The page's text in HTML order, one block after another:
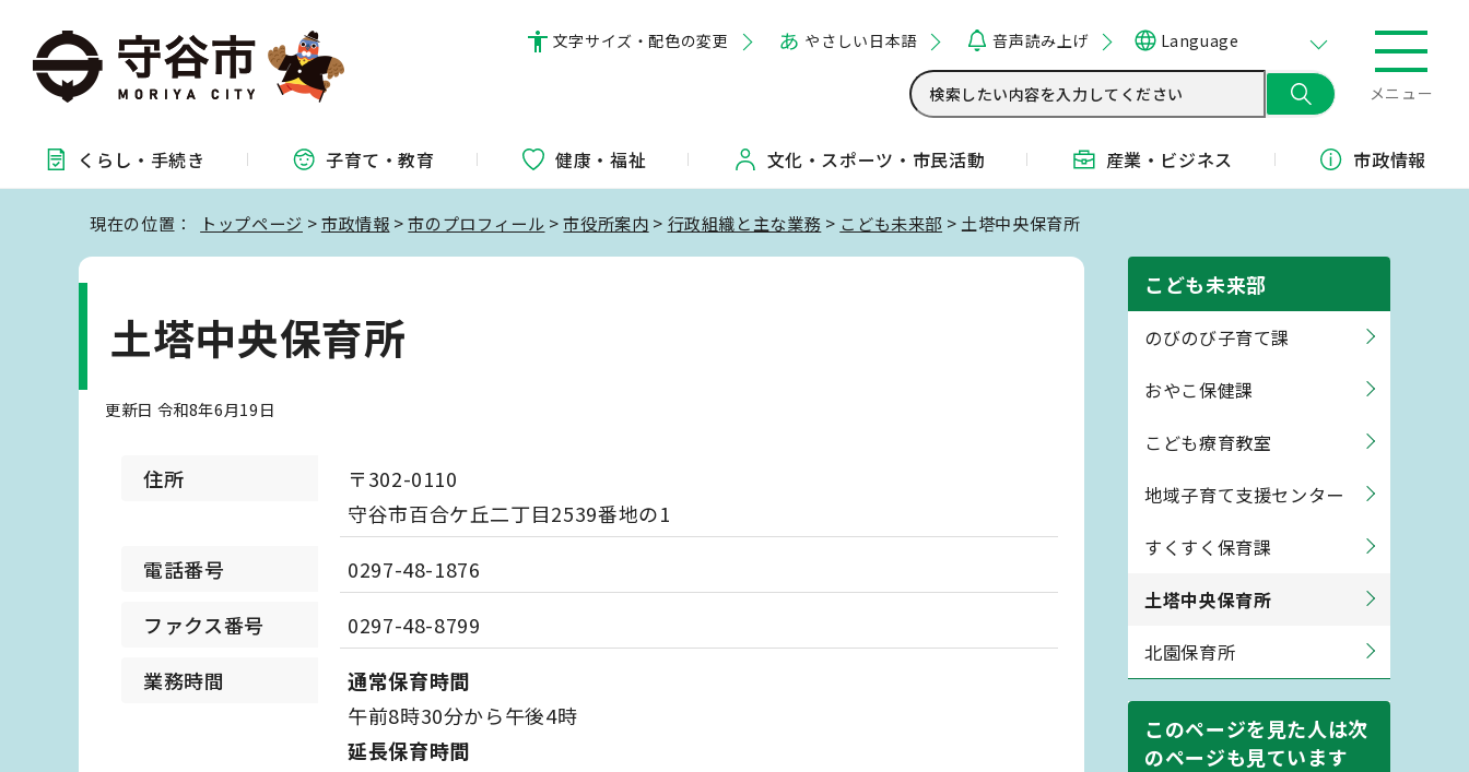
文字サイズ・配色の変更 やさしい日本語 音声読み上げ Language
メニュー
くらし・ 手続き 子育て・教育 健康・福祉 文化・ スポーツ・ 市民活動 産業・ ビジネス 市政情報
現在の位置： トップページ >市政情報 >市のプロフィール >市役所案内 > 行政組織と主な業務 > こども未来部 > 土塔中央保育所
土塔中央保育所
更新日 令和8年6月19日
住所
〒302-0110
守谷市百合ケ丘二丁目2539番地の1
電話番号
0297-48-1876
ファクス番号
0297-48-8799
業務時間
通常保育時間
午前8時30分から午後4時
延長保育時間
こども未来部
のびのび子育て課
おやこ保健課
こども療育教室
地域子育て支援センター
すくすく保育課
土塔中央保育所
北園保育所
このページを見た人は次
のページも見ています